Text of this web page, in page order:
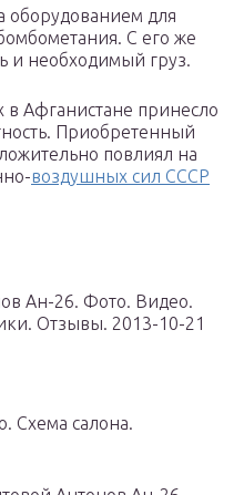
оборудованием для
С его же
и необходимый груз.
в Афганистане принесло
Приобретенный
повлиял на
воздушных сил СССР
Ан-26. Фото. Видео.
Отзывы. 2013-10-21
Схема салона.